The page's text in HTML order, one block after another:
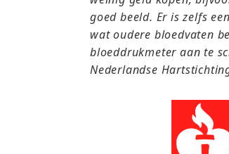
goed beeld. Er is zelfs
wat oudere bloedvaten
bloeddrukmeter aan te
Nederlandse